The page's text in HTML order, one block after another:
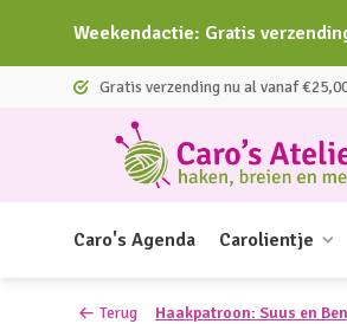
Weekendactie: Gratis
Gratis verzending nu al vanaf
Caro's Agenda Carolientje
Terug Haakpatroon: Suus en